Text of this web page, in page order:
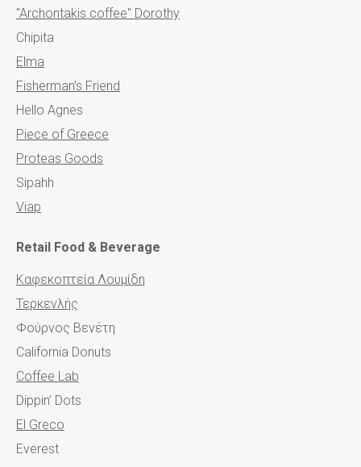
"Archontakis coffee" Dorothy
Chipita
Elma
Fisherman’s Friend
Hello Agnes
Piece of Greece
Proteas Goods
Sipahh
Viap
Retail Food & Beverage
Καφεκοπτεία Λουμίδη
Τερκενλής
Φούρνος Βενέτη
California Donuts
Coffee Lab
Dippin’ Dots
El Greco
Everest